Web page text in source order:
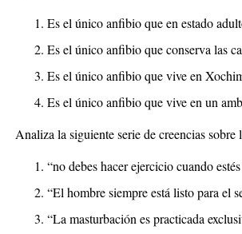
Es el único anfibio que en estado
Es el único anfibio que conserva las
Es el único anfibio que vive en
Es el único anfibio que vive en un
Analiza la siguiente serie de creencias
“no debes hacer ejercicio cuando
“El hombre siempre está listo para el
“La masturbación es practicada